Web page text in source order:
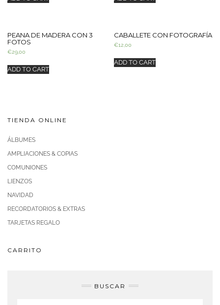
PEANA DE MADERA CON 3
FOTOS
€29,00
ADD TO CART
CABALLETE CON FOTOGRAFÍA
€12,00
ADD TO CART
TIENDA ONLINE
ÁLBUMES
AMPLIACIONES & COPIAS
COMUNIONES
LIENZOS
NAVIDAD
RECORDATORIOS & EXTRAS
TARJETAS REGALO
CARRITO
BUSCAR